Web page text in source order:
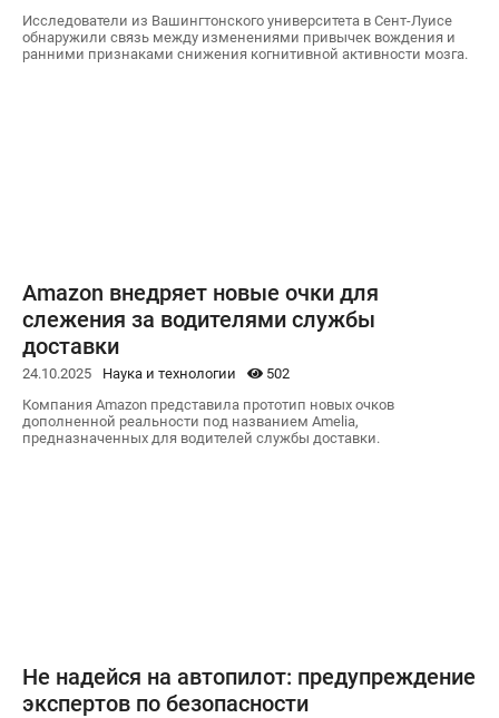
Исследователи из Вашингтонского университета в Сент-Луисе
обнаружили связь между изменениями привычек вождения и
ранними признаками снижения когнитивной активности мозга.
Amazon внедряет новые очки для
слежения за водителями службы
доставки
24.10.2025 Наука и технологии
502
Компания Amazon представила прототип новых очков
дополненной реальности под названием Amelia,
предназначенных для водителей службы доставки.
Не надейся на автопилот: предупреждение
экспертов по безопасности